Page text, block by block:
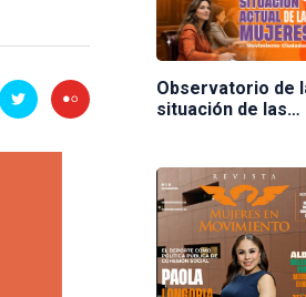
Observatorio de
situación de las
Ciudadano